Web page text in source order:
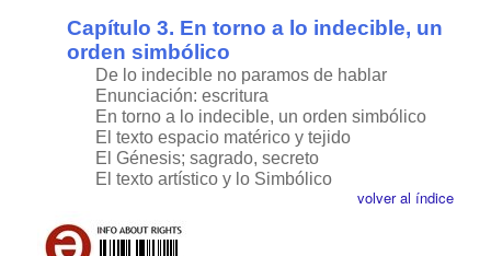
Capítulo 3. En torno a lo indecible, un
orden simbólico
De lo indecible no paramos de hablar
Enunciación: escritura
En torno a lo indecible, un orden simbólico
El texto espacio matérico y tejido
El Génesis; sagrado, secreto
El texto artístico y lo Simbólico
volver al índice